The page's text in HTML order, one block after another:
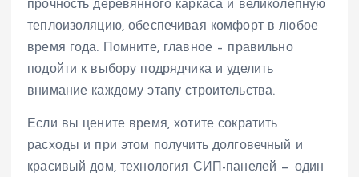
прочность деревянного каркаса и великолепную
теплоизоляцию, обеспечивая комфорт в любое
время года. Помните, главное – правильно
подойти к выбору подрядчика и уделить
внимание каждому этапу строительства.
Если вы цените время, хотите сократить
расходы и при этом получить долговечный и
красивый дом, технология СИП-панелей — один